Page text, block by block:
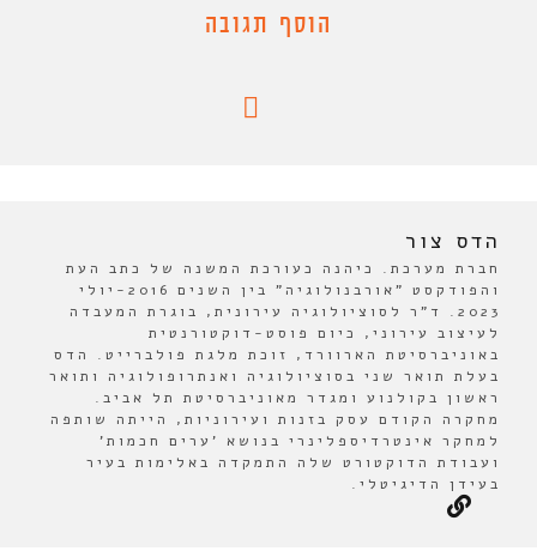
הוסף תגובה
הדס צור
חברת מערכת. כיהנה כעורכת המשנה של כתב העת
והפודקסט "אורבנולוגיה" בין השנים 2016-יולי
2023. ד"ר לסוציולוגיה עירונית, בוגרת המעבדה
לעיצוב עירוני, כיום פוסט-דוקטורנטית
באוניברסיטת הארוורד, זוכת מלגת פולברייט. הדס
בעלת תואר שני בסוציולוגיה ואנתרופולוגיה ותואר
ראשון בקולנוע ומגדר מאוניברסיטת תל אביב.
מחקרה הקודם עסק בזנות ועירוניות, הייתה שותפה
למחקר אינטרדיספלינרי בנושא 'ערים חכמות'
ועבודת הדוקטורט שלה התמקדה באלימות בעיר
בעידן הדיגיטלי.